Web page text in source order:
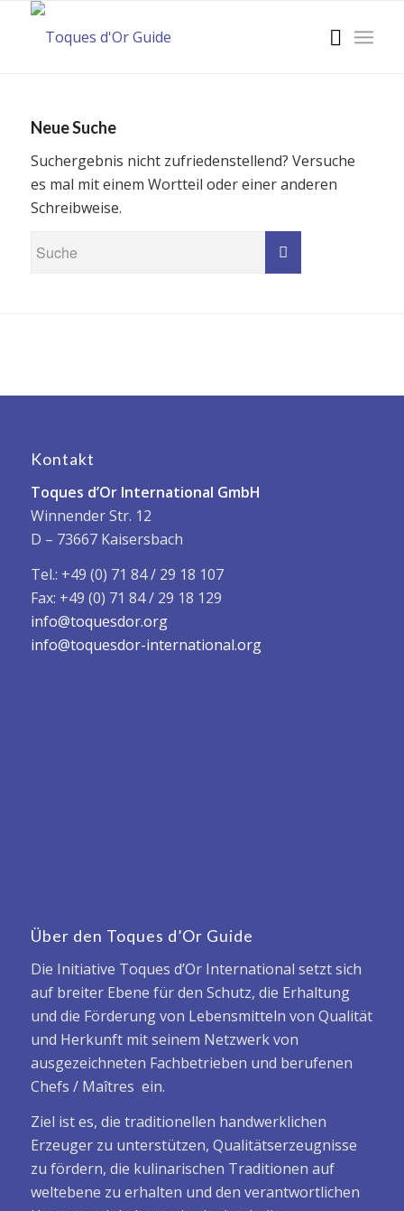
Neue Suche
Suchergebnis nicht zufriedenstellend? Versuche
es mal mit einem Wortteil oder einer anderen
Schreibweise.
Kontakt
Toques d’Or International GmbH
Winnender Str. 12
D – 73667 Kaisersbach
Tel.: +49 (0) 71 84 / 29 18 107
Fax: +49 (0) 71 84 / 29 18 129
info@toquesdor.org
info@toquesdor-international.org
Über den Toques d’Or Guide
Die Initiative Toques d’Or International setzt sich
auf breiter Ebene für den Schutz, die Erhaltung
und die Förderung von Lebensmitteln von Qualität
und Herkunft mit seinem Netzwerk von
ausgezeichneten Fachbetrieben und berufenen
Chefs / Maîtres ein.
Ziel ist es, die traditionellen handwerklichen
Erzeuger zu unterstützen, Qualitätserzeugnisse
zu fördern, die kulinarischen Traditionen auf
weltebene zu erhalten und den verantwortlichen